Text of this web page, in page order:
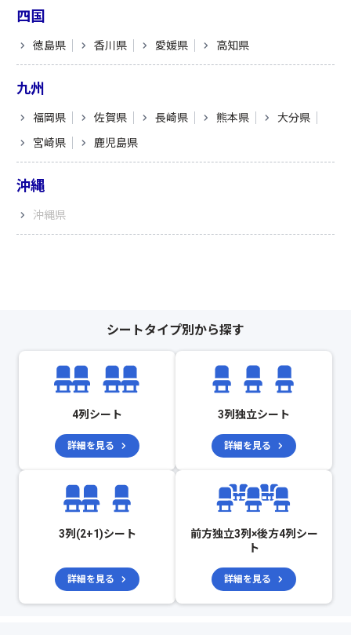
四国
徳島県 香川県 愛媛県 高知県
九州
福岡県 佐賀県 長崎県 熊本県
大分県
宮崎県
鹿児島県
沖縄
沖縄県
シートタイプ別から探す
4列シート
詳細を見る
3列独立シート
詳細を見る
3列(2+1)シート
詳細を見る
前方独立3列×後方4列シー
ト
詳細を見る